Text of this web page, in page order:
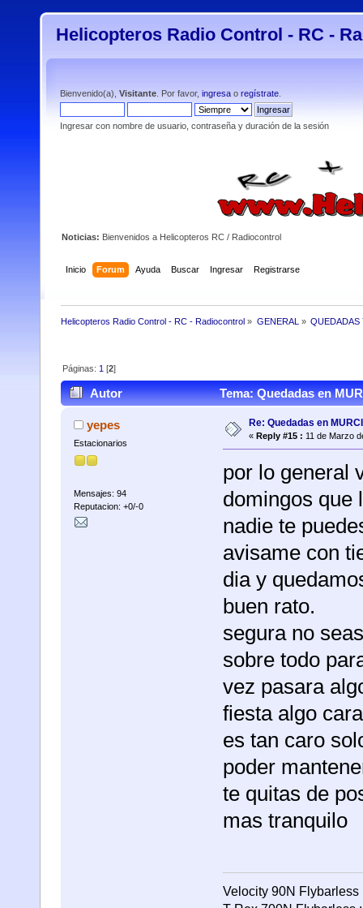
Helicopteros Radio Control - RC -
Bienvenido(a), Visitante . Por favor, ingresa o regístrate
Ingresar con nombre de usuario, contraseña y duración de la sesión
Noticias: Bienvenidos a Helicopteros RC / Radiocontrol
Inicio Forum Ayuda Buscar Ingresar Registrarse
Helicopteros Radio Control - RC - Radiocontrol » GENERAL » QUEDADAS
Páginas: 1 [2]
Autor Tema: Quedadas en
yepes
Estacionarios
Mensajes: 94
Reputacion: +0/-0
Re: Quedadas en
« Reply #15 : 11 de Marzo
por lo general
domingos que
nadie te
avisame con
dia y
buen rato.
segura no
sobre todo
vez pasara
fiesta algo
es tan caro
poder
te quitas de
mas tranquilo
Velocity 90N Flybarless